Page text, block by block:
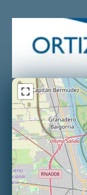
DE
English
Kontakt Händler
Downloads
Karriere
RiseTec Elevator Ropes